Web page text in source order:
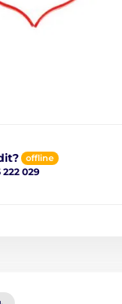
offline
222 029